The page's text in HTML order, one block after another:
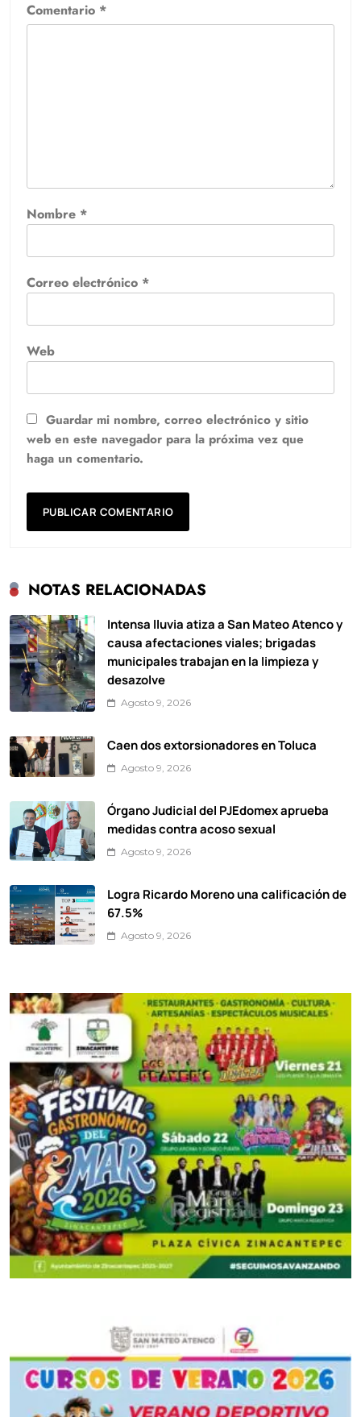
Comentario *
Nombre *
Correo electrónico *
Web
Guardar mi nombre, correo electrónico y sitio
web en este navegador para la próxima vez que
haga un comentario.
NOTAS RELACIONADAS
Intensa lluvia atiza a San Mateo Atenco y
causa afectaciones viales; brigadas
municipales trabajan en la limpieza y
desazolve
Agosto 9, 2026
Caen dos extorsionadores en Toluca
Agosto 9, 2026
Órgano Judicial del PJEdomex aprueba
medidas contra acoso sexual
Agosto 9, 2026
Logra Ricardo Moreno una calificación de
67.5%
Agosto 9, 2026